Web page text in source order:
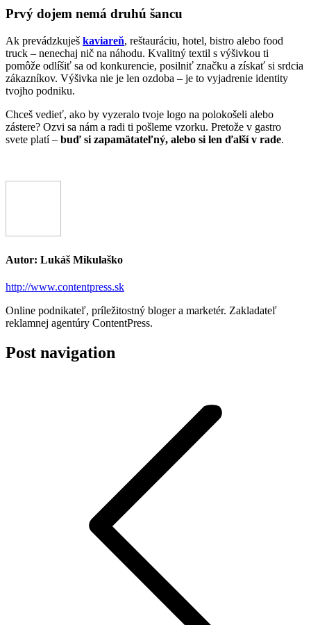
Prvý dojem nemá druhú šancu
Ak prevádzkuješ kaviareň, reštauráciu, hotel, bistro alebo food
truck – nenechaj nič na náhodu. Kvalitný textil s výšivkou ti
pomôže odlíšiť sa od konkurencie, posilniť značku a získať si srdcia
zákazníkov. Výšivka nie je len ozdoba – je to vyjadrenie identity
tvojho podniku.
Chceš vedieť, ako by vyzeralo tvoje logo na polokošeli alebo
zástere? Ozvi sa nám a radi ti pošleme vzorku. Pretože v gastro
svete platí – buď si zapamätateľný, alebo si len ďalší v rade.
Autor: Lukáš Mikulaško
http://www.contentpress.sk
Online podnikateľ, príležitostný bloger a marketér. Zakladateľ
reklamnej agentúry ContentPress.
Post navigation